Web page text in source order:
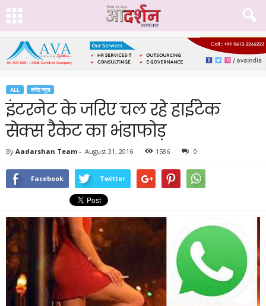
ALL करेंट न्यूज़
इंटरनेट के जरिए चल रहे हाईटेक
सेक्स रैकेट का भंडाफोड़
By Aadarshan Team - August 31, 2016 1586 0
Facebook Twitter